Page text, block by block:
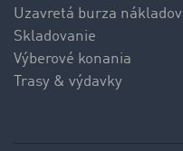
Uzavretá burza nákladov
Skladovanie
Výberové konania
Trasy & výdavky